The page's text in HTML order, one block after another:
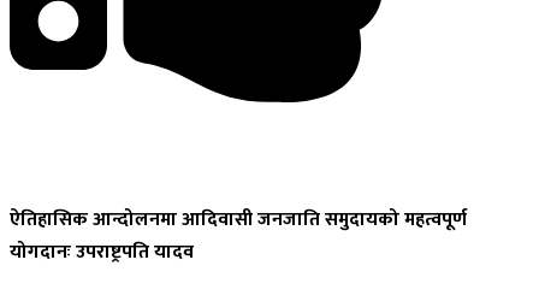
ऐतिहासिकआन्दोलनमा आदिवासी जनजाति समुदायको महत्वपूर्ण
योगदानः उपराष्ट्रपति यादव